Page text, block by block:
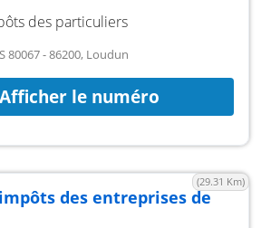
des particuliers
80067 - 86200, Loudun
le numéro
(29.31 Km)
des entreprises de